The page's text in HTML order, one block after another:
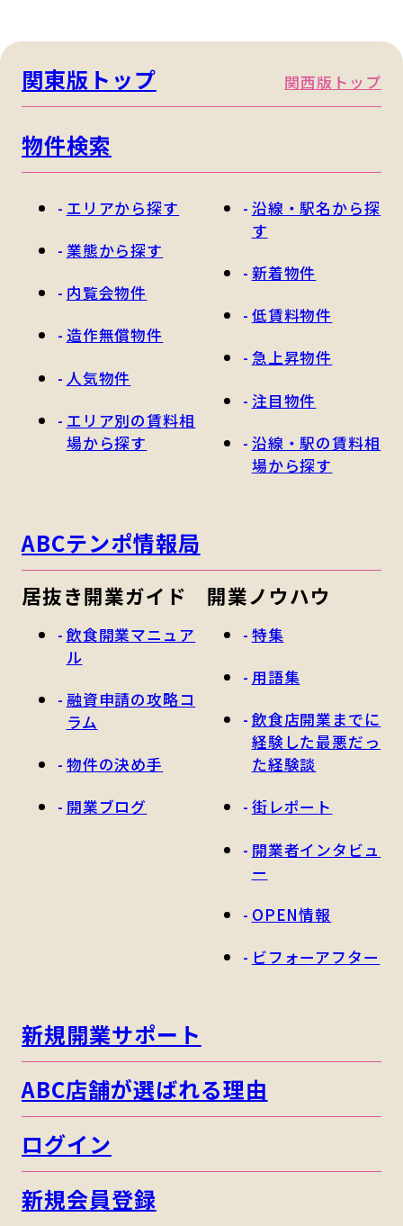
関東版トップ 関西版トップ
物件検索
エリアから探す
業態から探す
内覧会物件
造作無償物件
人気物件
エリア別の賃料相
場から探す
沿線・駅名から探
す
新着物件
低賃料物件
急上昇物件
注目物件
沿線・駅の賃料相
場から探す
ABCテンポ情報局
居抜き開業ガイド
飲食開業マニュア
ル
融資申請の攻略コ
ラム
物件の決め手
開業ブログ
開業ノウハウ
特集
用語集
飲食店開業までに
経験した最悪だっ
た経験談
街レポート
開業者インタビュ
ー
OPEN情報
ビフォーアフター
新規開業サポート
ABC店舗が選ばれる理由
ログイン
新規会員登録